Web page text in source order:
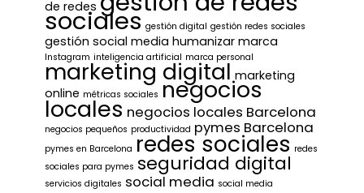
de redes
sociales gestión digital gestión redes sociales
gestión social media humanizar marca
Instagram inteligencia artificial marca personal
marketing digital marketing
online métricas sociales negocios
locales negocios locales Barcelona
negocios pequeños productividad pymes Barcelona
pymes en Barcelona redes sociales redes
sociales para pymes seguridad digital
servicios digitales social media social media